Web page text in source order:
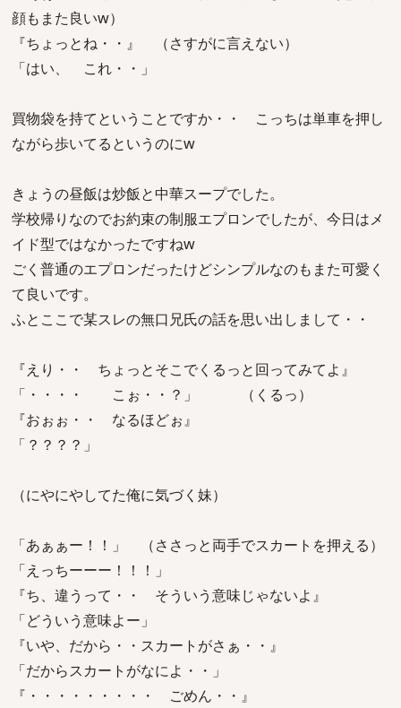
顔もまた良いw）
『ちょっとね・・』 （さすがに言えない）
「はい、 これ・・」
買物袋を持てということですか・・ こっちは単車を押し
ながら歩いてるというのにw
きょうの昼飯は炒飯と中華スープでした。
学校帰りなのでお約束の制服エプロンでしたが、今日はメ
イド型ではなかったですねw
ごく普通のエプロンだったけどシンプルなのもまた可愛く
て良いです。
ふとここで某スレの無口兄氏の話を思い出しまして・・
『えり・・ ちょっとそこでくるっと回ってみてよ』
「・・・・ こぉ・・？」 （くるっ）
『おぉぉ・・ なるほどぉ』
「？？？？」
（にやにやしてた俺に気づく妹）
「あぁぁー！！」 （ささっと両手でスカートを押える）
「えっちーーー！！！」
『ち、違うって・・ そういう意味じゃないよ』
「どういう意味よー」
『いや、だから・・スカートがさぁ・・』
「だからスカートがなによ・・」
『・・・・・・・・・ ごめん・・』